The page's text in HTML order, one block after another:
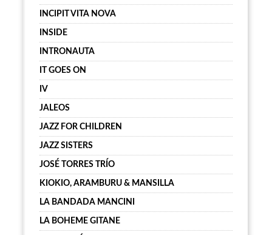
INCIPIT VITA NOVA
INSIDE
INTRONAUTA
IT GOES ON
IV
JALEOS
JAZZ FOR CHILDREN
JAZZ SISTERS
JOSÉ TORRES TRÍO
KIOKIO, ARAMBURU & MANSILLA
LA BANDADA MANCINI
LA BOHEME GITANE